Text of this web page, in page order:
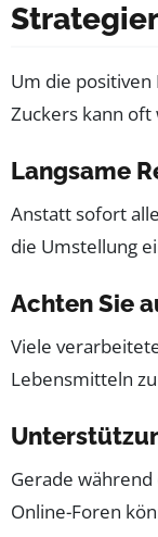
Um die
Zuckers kann
Langsame
Anstatt sofort
die Umstellung
Achten Sie
Viele
Lebensmitteln
Gerade
Online-Foren